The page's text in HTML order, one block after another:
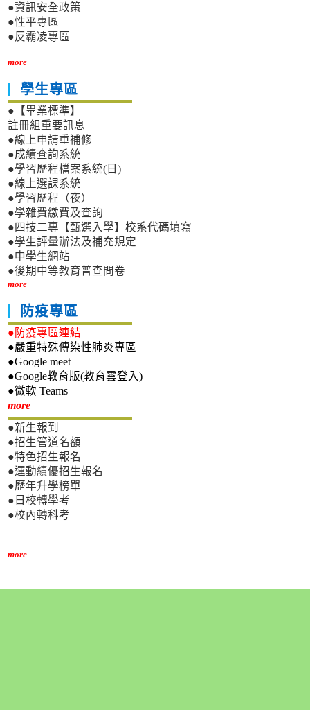
●資訊安全政策
●性平專區
●反霸凌專區
more
學生專區
●【畢業標準】
註冊組重要訊息
●線上申請重補修
●成績查詢系統
●學習歷程檔案系統(日)
●線上選課系統
●學習歷程（夜）
●學雜費繳費及查詢
●四技二專【甄選入學】校系代碼填寫
●學生評量辦法及補充規定
●中學生網站
●後期中等教育普查問卷
more
防疫專區
●防疫專區連結
●嚴重特殊傳染性肺炎專區
●Google meet
●Google教育版(教育雲登入)
●微軟 Teams
more新生專區
●新生報到
●招生管道名額
●特色招生報名
●運動績優招生報名
●歷年升學榜單
●日校轉學考
●校內轉科考
more